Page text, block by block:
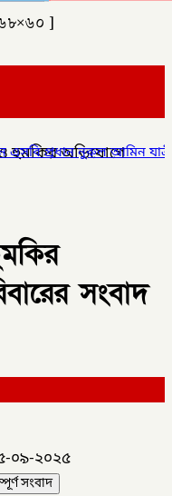
]
হয়রানি বন্ধ ও নিরাপত্তায়
ও হুমকির অভিযোগে
সংবাদ
০৯-২০২৫
সংবাদ